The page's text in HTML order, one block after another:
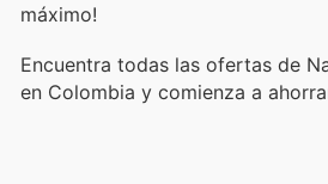
máximo!
Encuentra todas las ofertas de
en Colombia y comienza a